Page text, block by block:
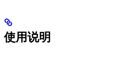
使用说明